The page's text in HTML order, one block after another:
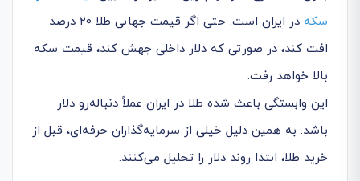
سکه
در ایران است. حتی اگر قیمت جهانی طلا ۲۰ درصد
افت کند، در صورتی که دلار داخلی جهش کند، قیمت سکه
بالا خواهد رفت.
این وابستگی باعث شده طلا در ایران عملاً دنباله‌رو دلار
باشد. به همین دلیل خیلی از سرمایه‌گذاران حرفه‌ای، قبل از
خرید طلا، ابتدا روند دلار را تحلیل می‌کنند.